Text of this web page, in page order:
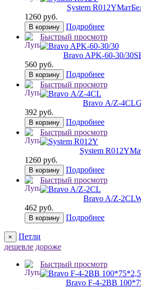
System R012Y
1260 руб.
В корзину
Подробнее
Быстрый просмотр
Bravo AРK-60-30/30
560 руб.
В корзину
Подробнее
Быстрый просмотр
Bravo А/Z-4CL
392 руб.
В корзину
Подробнее
Быстрый просмотр
System R012Y
1260 руб.
В корзину
Подробнее
Быстрый просмотр
Bravo A/Z-2CL
462 руб.
В корзину Подробнее
×
Петли
дешевле дороже
Быстрый просмотр
Bravo F-4-2BB